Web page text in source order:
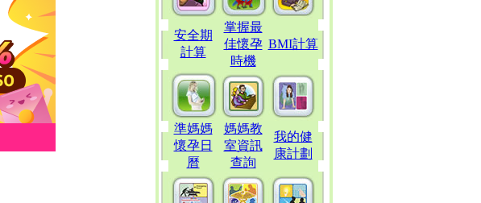
安全期
計算
掌握最
佳懷孕
時機
BMI計算
準媽媽
懷孕日
曆
媽媽教
室資訊
查詢
我的健
康計劃